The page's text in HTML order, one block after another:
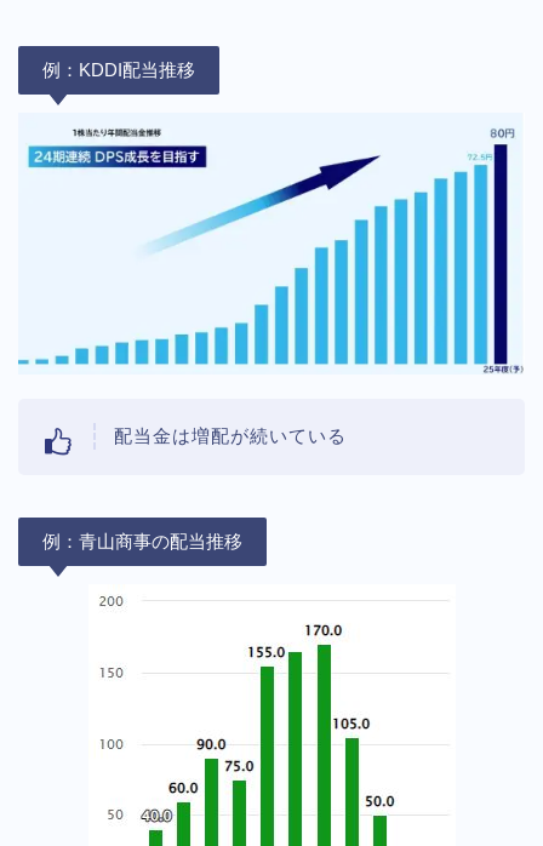
例：KDDI配当推移
配当金は増配が続いている
例：青山商事の配当推移